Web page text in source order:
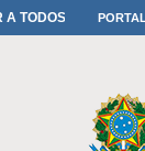
A TODOS OS PAIS!